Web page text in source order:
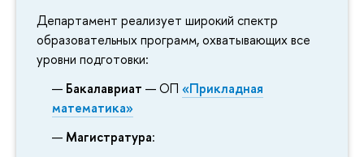
Департамент реализует широкий спектр
образовательных программ, охватывающих все
уровни подготовки:
Бакалавриат — ОП«Прикладная
математика»
Магистратура: